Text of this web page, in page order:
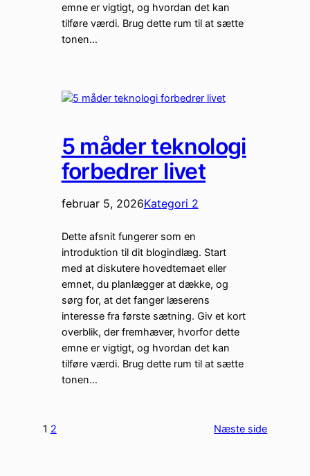
emne er vigtigt, og hvordan det kan
tilføre værdi. Brug dette rum til at sætte
tonen…
5 måder teknologi
forbedrer livet
februar 5, 2026Kategori 2
Dette afsnit fungerer som en
introduktion til dit blogindlæg. Start
med at diskutere hovedtemaet eller
emnet, du planlægger at dække, og
sørg for, at det fanger læserens
interesse fra første sætning. Giv et kort
overblik, der fremhæver, hvorfor dette
emne er vigtigt, og hvordan det kan
tilføre værdi. Brug dette rum til at sætte
tonen…
1 2 Næste side